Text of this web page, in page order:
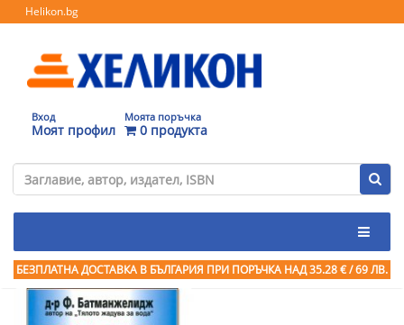
Helikon.bg
Вход
Моят профил
Моята поръчка
0 продукта
БЕЗПЛАТНА ДОСТАВКА В БЪЛГАРИЯ ПРИ ПОРЪЧКА НАД 35.28 € / 69 ЛВ.